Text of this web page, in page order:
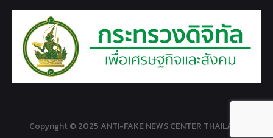
Copyright © 2025 ANTI-FAKE NEWS CENTER THAILAND